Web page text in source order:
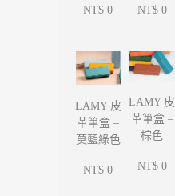
NT$ 0 NT$ 0
LAMY 皮
革筆盒 –
莫藍綠色
NT$ 0
LAMY 皮
革筆盒 –
棕色
NT$ 0